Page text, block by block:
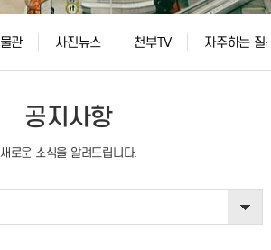
관 사진뉴스 천부TV 자주하는 질
공지사항
새로운 소식을 알려드립니다.